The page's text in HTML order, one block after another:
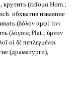
крутить (πεῖσμα Hom.;
обхватив изваяние
(δόλον ἀμφί τινι
(λόγους Plat.; ὕμνον
οἱ δὲ πεπλεγμένοι
(драматурги),